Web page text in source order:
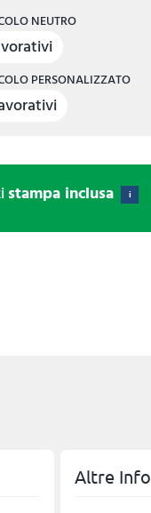
NEUTRO
PERSONALIZZATO
stampa inclusa i
Altre Info